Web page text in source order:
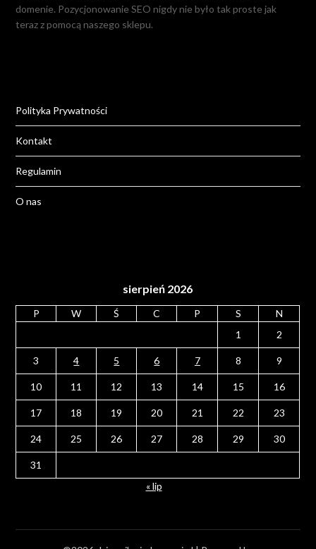
domenie. Pozycjonowanie SEO nigdy nie było tak proste jak
teraz z pomocą naszego sklepu.
Polityka Prywatności
Kontakt
Regulamin
O nas
sierpień 2026
P W Ś C P S
N
1
2
3 4 5 6 7 8 9
10 11 12 13 14 15 16
17 18 19 20 21 22 23
24 25 26 27 28 29 30
31
« lip